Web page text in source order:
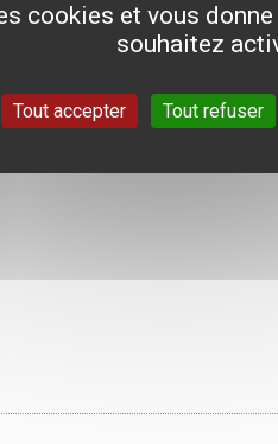
cookies et vous
souhaitez
Tout accepter Tout refuser